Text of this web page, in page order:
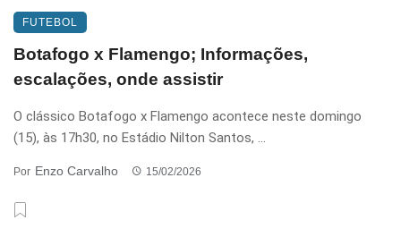
FUTEBOL
Botafogo x Flamengo; Informações,
escalações, onde assistir
O clássico Botafogo x Flamengo acontece neste domingo
(15), às 17h30, no Estádio Nilton Santos, ...
Por Enzo Carvalho 15/02/2026